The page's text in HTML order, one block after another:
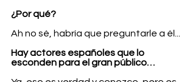
¿Por qué?
Ah no sé, habría que preguntarle a él...
Hay actores españoles que lo
esconden para el gran público…